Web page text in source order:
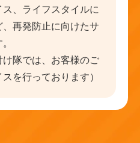
、ライフスタイルに
再発防止に向けたサ
け隊では、お客様のご
を行っております）